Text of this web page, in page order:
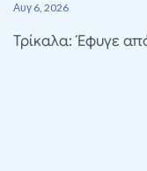
Αυγ 6, 2026
Τρίκαλα: Έφυγε